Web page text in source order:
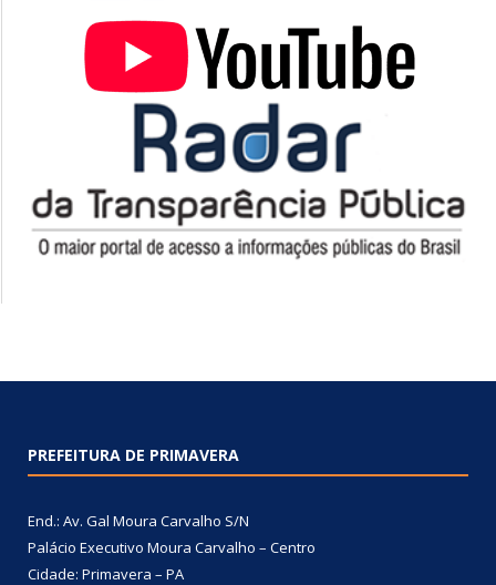
PREFEITURA DE PRIMAVERA
End.: Av. Gal Moura Carvalho S/N
Palácio Executivo Moura Carvalho – Centro
Cidade: Primavera – PA